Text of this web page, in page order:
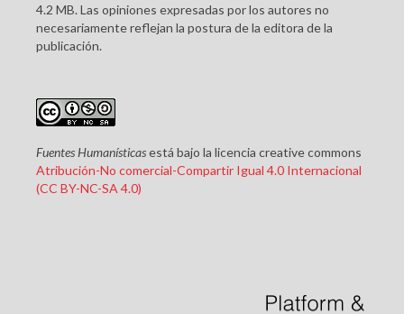
4.2 MB. Las opiniones expresadas por los autores no
necesariamente reflejan la postura de la editora de la
publicación.
Fuentes Humanísticasestá bajo la licencia creative commons
Atribución-No comercial-Compartir Igual 4.0 Internacional
(CC BY-NC-SA 4.0)